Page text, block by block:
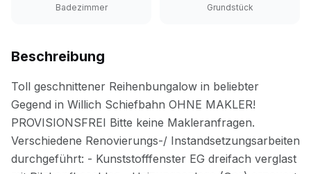
Badezimmer Grundstück
Beschreibung